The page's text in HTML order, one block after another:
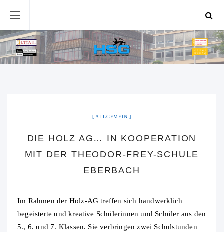
ALLGEMEIN
DIE HOLZ AG… IN KOOPERATION
MIT DER THEODOR-FREY-SCHULE
EBERBACH
Im Rahmen der Holz-AG treffen sich handwerklich
begeisterte und kreative Schülerinnen und Schüler aus den
5., 6. und 7. Klassen. Sie verbringen zwei Schulstunden